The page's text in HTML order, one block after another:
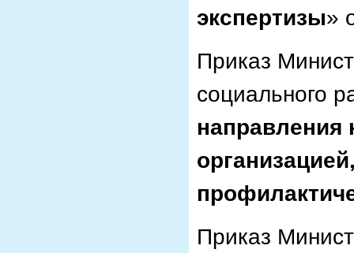
экспертизы»
Приказ
социального
направления
Приказ